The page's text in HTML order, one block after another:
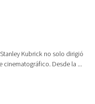
Kubrick no solo dirigió
cinematográfico. Desde la ...